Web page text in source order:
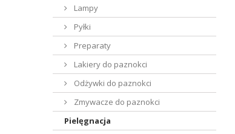
Lampy
Pyłki
Preparaty
Lakiery do paznokci
Odżywki do paznokci
Zmywacze do paznokci
Pielęgnacja